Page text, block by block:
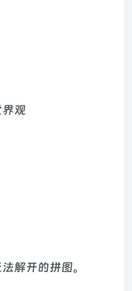
观
解开的拼图。